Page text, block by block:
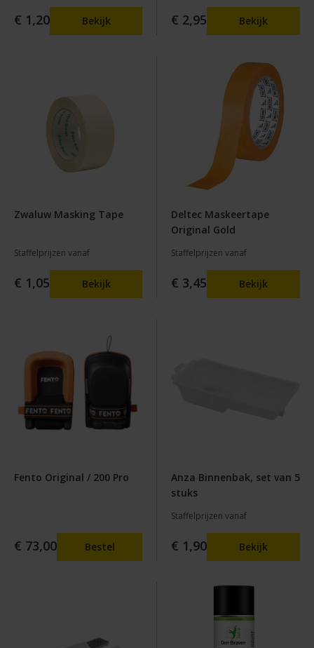
€ 1,20 Bekijk € 2,95 Bekijk
Zwaluw Masking Tape
Staffelprijzen vanaf
€ 1,05 Bekijk
Deltec Maskeertape
Original Gold
Staffelprijzen vanaf
€ 3,45 Bekijk
Fento Original / 200 Pro
€ 73,00 Bestel
Anza Binnenbak, set van 5
stuks
Staffelprijzen vanaf
€ 1,90 Bekijk